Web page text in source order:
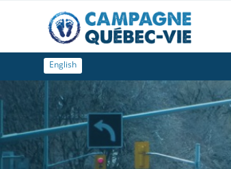
English